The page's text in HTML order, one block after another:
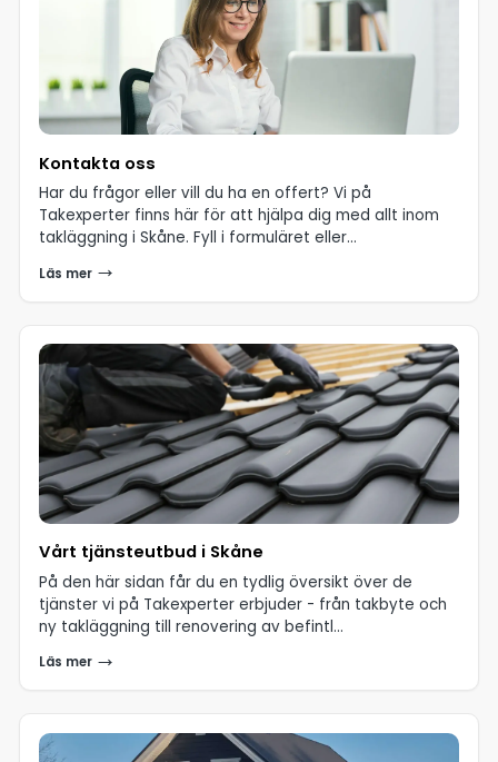
Kontakta oss
Har du frågor eller vill du ha en offert? Vi på
Takexperter finns här för att hjälpa dig med allt inom
takläggning i Skåne. Fyll i formuläret eller...
Läs mer
Vårt tjänsteutbud i Skåne
På den här sidan får du en tydlig översikt över de
tjänster vi på Takexperter erbjuder - från takbyte och
ny takläggning till renovering av befintl...
Läs mer